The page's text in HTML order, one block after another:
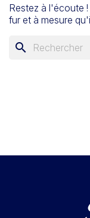
Restez à l'écoute
fur et à mesure
search